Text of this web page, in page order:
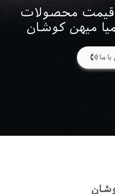
قیمت محصولات
میهن کوشان
ما